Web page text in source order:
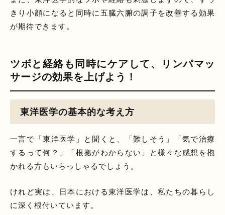
きり小顔になると同時に五臓六腑の調子を改善する効果
が期待できます。
ツボと経絡も同時にケアして、リンパマッ
サージの効果を上げよう！
東洋医学の基本的な考え方
一言で「東洋医学」と聞くと、「難しそう」「気で治療
するって何？」「根拠がわからない」と様々な感想を抱
かれる方もいらっしゃるでしょう。
けれど実は、日本における東洋医学は、私たちの暮らし
に深く根付いています。